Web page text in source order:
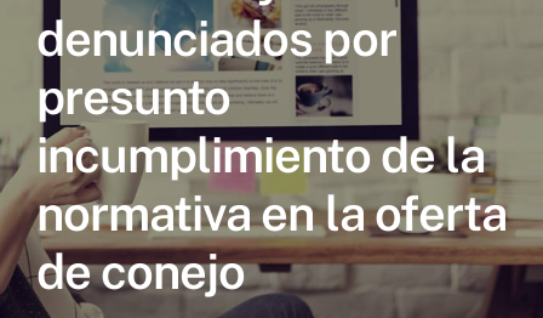
Revista
Tienda
Lonjas
Symposiums
denunciados por
presunto
incumplimiento de la
normativa en la oferta
de conejo